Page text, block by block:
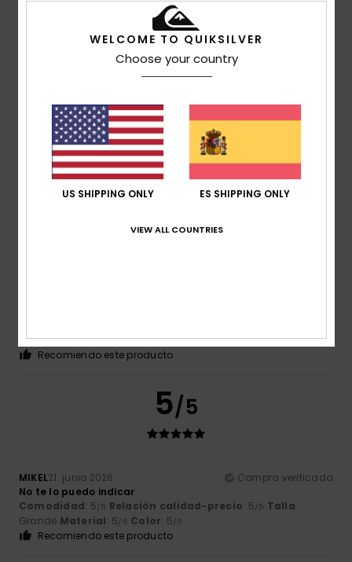
/5
Mostrar original - Français
Comodidad: 5/5 Relación calidad-precio
GrandeMaterial : 5/5 Color: 5
Recomiendo este producto
5
perfectaMaterial: 5/5 Color: 5/5
Recomiendo este producto
5/5
MIKEL21. junio 2026
Compra verificada
No te lo puedo indicar
Comodidad: 5/5 Relación calidad-precio: 5/5 Talla:
Grande Material: 5/5 Color: 5/5
Recomiendo este producto
WELCOME TO QUIKSILVER
Choose your country
US SHIPPING ONLY ES SHIPPING ONLY
VIEW ALL COUNTRIES